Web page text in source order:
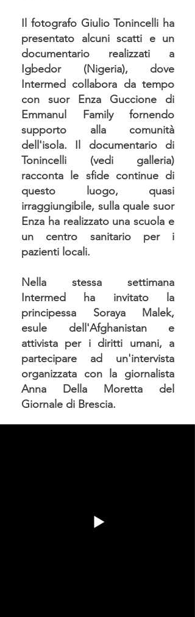
Il fotografo Giulio Tonincelli ha
presentato alcuni scatti e un
documentario realizzati a
Igbedor (Nigeria), dove
Intermed collabora da tempo
con suor Enza Guccione di
Emmanul Family fornendo
supporto alla comunità
dell'isola. Il documentario di
Tonincelli (vedi galleria)
racconta le sfide continue di
questo luogo, quasi
irraggiungibile, sulla quale suor
Enza ha realizzato una scuola e
un centro sanitario per i
pazienti locali.
Nella stessa settimana
Intermed ha invitato la
principessa Soraya Malek,
esule dell'Afghanistan e
attivista per i diritti umani, a
partecipare ad un'intervista
organizzata con la giornalista
Anna Della Moretta del
Giornale di Brescia.